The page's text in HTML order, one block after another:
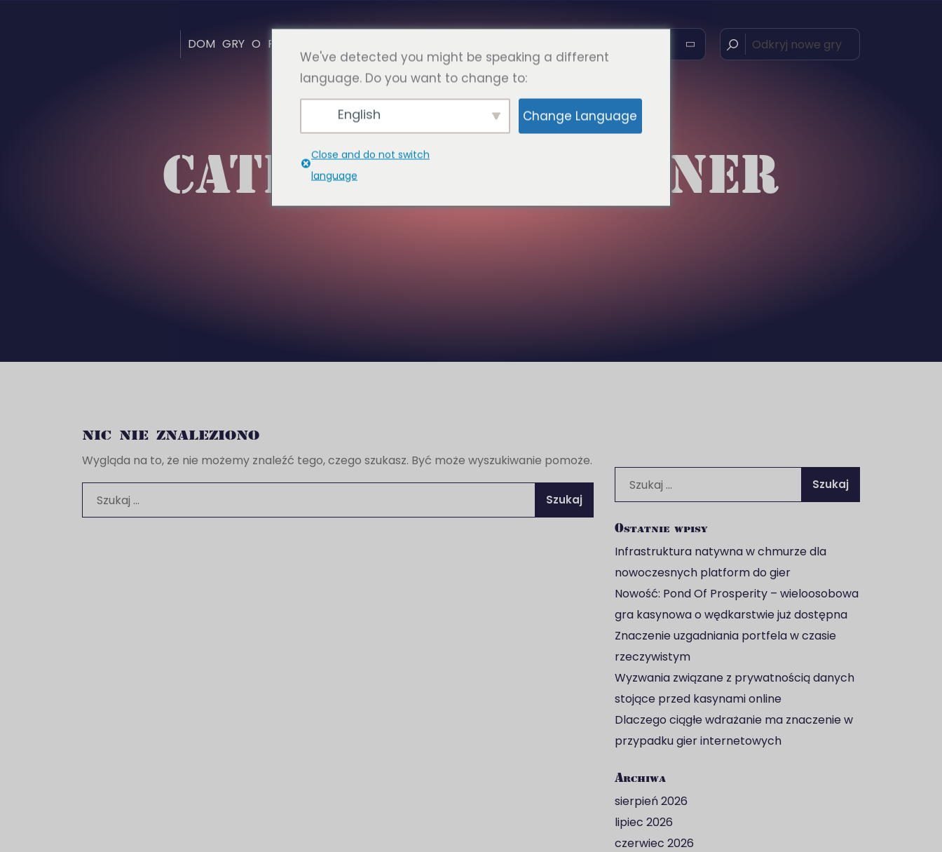
DOM GRY O FAQ
CATEGORIES: PARTNER
nic nie znaleziono
Wygląda na to, że nie możemy znaleźć tego, czego szukasz. Być może wyszukiwanie pomoże.
Szukaj:
Szukaj:
Ostatnie wpisy
Infrastruktura natywna w chmurze dla
nowoczesnych platform do gier
Nowość: Pond Of Prosperity – wieloosobowa
gra kasynowa o wędkarstwie już dostępna
Znaczenie uzgadniania portfela w czasie
rzeczywistym
Wyzwania związane z prywatnością danych
stojące przed kasynami online
Dlaczego ciągłe wdrażanie ma znaczenie w
przypadku gier internetowych
Archiwa
sierpień 2026
lipiec 2026
czerwiec 2026
We've detected you might be speaking a different
language. Do you want to change to:
English Change Language
Close and do not switch
language